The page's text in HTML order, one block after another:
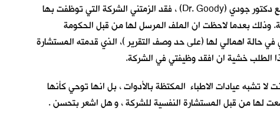
وصلت للعيادة في الساعة السادسة مساءً –اقصد الثامنة عشرة فلا معنى لكلمة مساءً هنا ، فاليوم كله مساء – حيث كان موعدي الاسبوعي مع دكتور جودي (Dr. Goody) ، فقد الزمتني الشركة التي توظفت بها
وذلك بعدما لاحظت ان الملف المرسل لها من قبل الحكومة
حالة اهمالي لها (على حد وصف التقرير )، الذي قدمته المستشارة
الطلب خشية ان افقد وظيفتي في الشركة.
تشبه عيادات الاطباء المكتظة بالأدوات ، بل انها توحي كأنها
من قبل المستشارة النفسية للشركة ، و هل اشعر بتحسن .